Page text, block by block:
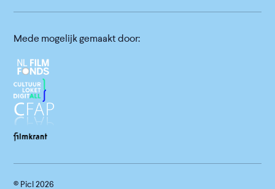
Mede mogelijk gemaakt door:
© Picl2026